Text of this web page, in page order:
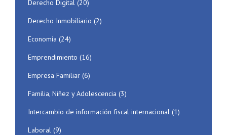
Derecho Digital (20)
Derecho Inmobiliario (2)
Economía (24)
Emprendimiento (16)
Empresa Familiar (6)
Familia, Niñez y Adolescencia (3)
Intercambio de información fiscal internacional (1)
Laboral (9)